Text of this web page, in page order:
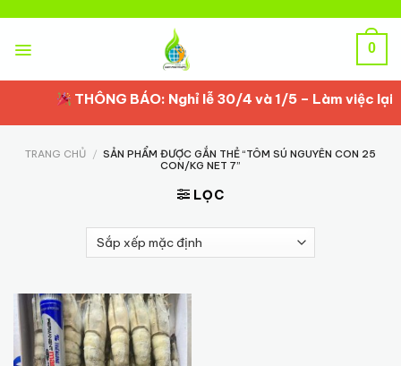
content
0
THÔNG BÁO: Nghỉ lễ 30/4 và 1/5 – Làm việc lại
TRANG CHỦ / SẢN PHẨM ĐƯỢC GẮN THẺ “TÔM SÚ NGUYÊN CON 25
CON/KG NET 7”
LỌC